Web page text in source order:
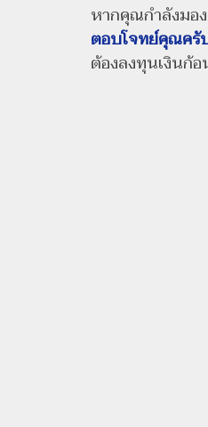
หากคุณกำลังมอ
ตอบโจทย์คุณครั
ต้องลงทุนเงินก้